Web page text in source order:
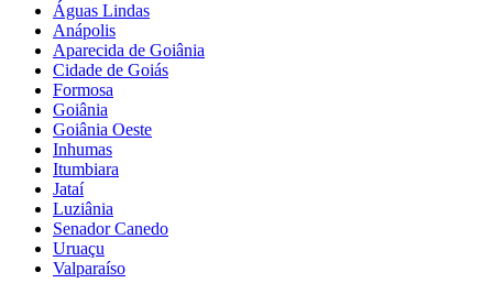
Águas Lindas
Anápolis
Aparecida de Goiânia
Cidade de Goiás
Formosa
Goiânia
Goiânia Oeste
Inhumas
Itumbiara
Jataí
Luziânia
Senador Canedo
Uruaçu
Valparaíso